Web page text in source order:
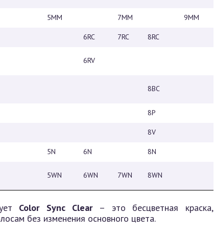
5ММ 7ММ 9MM
6RC 7RC 8RC
6RV
8BC
8P
8V
5N 6N 8N
5WN 6WN 7WN 8WN
Color Synс Clear– это бесцветная краска,
без изменения основного цвета.